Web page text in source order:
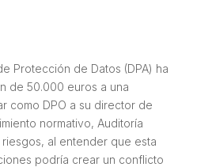
Protección de Datos (DPA) ha
de 50.000 euros a una
como DPO a su director de
normativo, Auditoría
al entender que esta
podría crear un conflicto